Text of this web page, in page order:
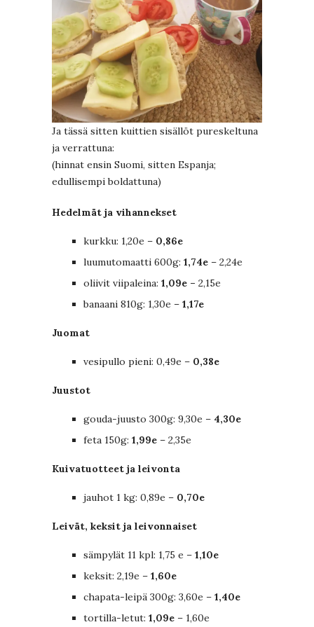
Ja tässä sitten kuittien sisällöt pureskeltuna
ja verrattuna:
(hinnat ensin Suomi, sitten Espanja;
edullisempi boldattuna)
Hedelmät ja vihannekset
kurkku: 1,20e – 0,86e
luumutomaatti 600g: 1,74e – 2,24e
oliivit viipaleina: 1,09e – 2,15e
banaani 810g: 1,30e – 1,17e
Juomat
vesipullo pieni: 0,49e – 0,38e
Juustot
gouda-juusto 300g: 9,30e – 4,30e
feta 150g: 1,99e – 2,35e
Kuivatuotteet ja leivonta
jauhot 1 kg: 0,89e – 0,70e
Leivät, keksit ja leivonnaiset
sämpylät 11 kpl: 1,75 e – 1,10e
keksit: 2,19e – 1,60e
chapata-leipä 300g: 3,60e – 1,40e
tortilla-letut: 1,09e – 1,60e